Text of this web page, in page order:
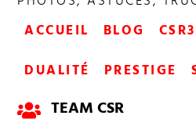
ACCUEIL
BLOG CSR3
DUALITÉ
PRESTIGE
TEAM CSR